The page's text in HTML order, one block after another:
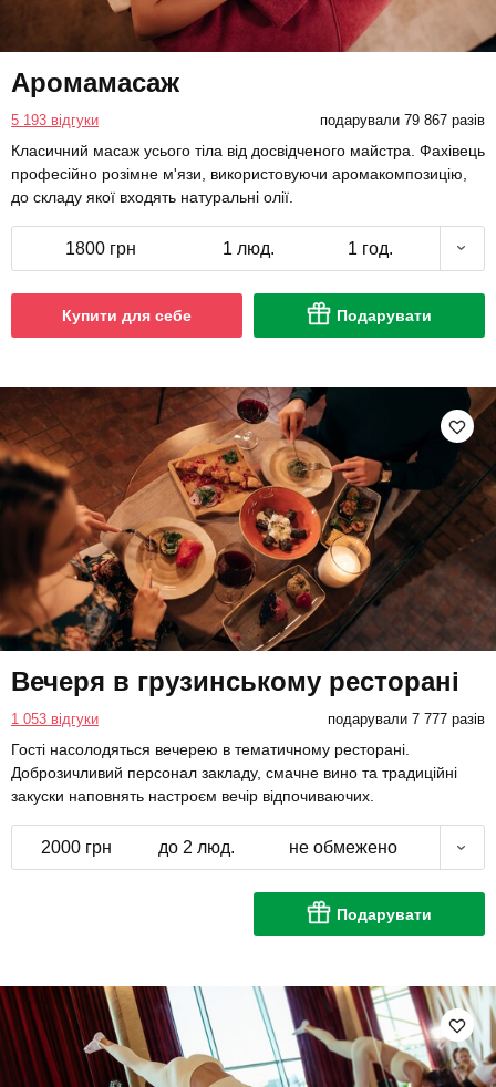
Аромамасаж
5 193 відгуки подарували 79 867 разів
Класичний масаж усього тіла від досвідченого майстра. Фахівець
професійно розімне м'язи, використовуючи аромакомпозицію,
до складу якої входять натуральні олії.
1800 грн 1 люд. 1 год.
Купити для себе Подарувати
Вечеря в грузинському ресторані
1 053 відгуки подарували 7 777 разів
Гості насолодяться вечерею в тематичному ресторані.
Доброзичливий персонал закладу, смачне вино та традиційні
закуски наповнять настроєм вечір відпочиваючих.
2000 грн до 2 люд. не обмежено
Подарувати